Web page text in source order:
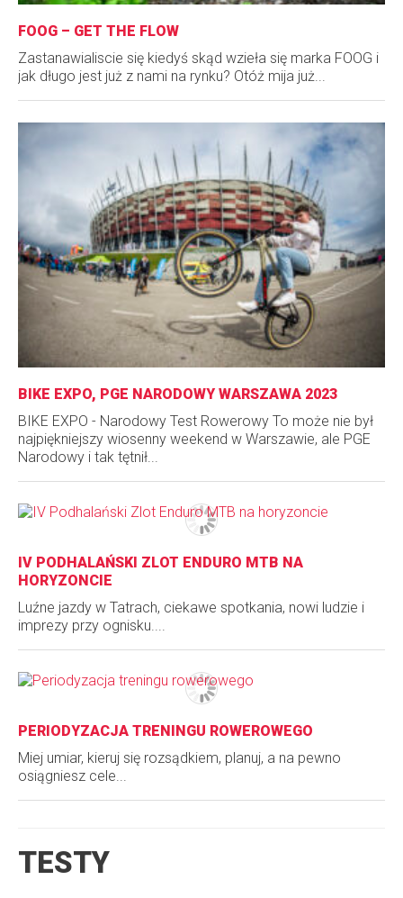
FOOG – GET THE FLOW
Zastanawialiscie się kiedyś skąd wzieła się marka FOOG i
jak długo jest już z nami na rynku? Otóż mija już...
BIKE EXPO, PGE NARODOWY WARSZAWA 2023
BIKE EXPO - Narodowy Test Rowerowy To może nie był
najpiękniejszy wiosenny weekend w Warszawie, ale PGE
Narodowy i tak tętnił...
IV PODHALAŃSKI ZLOT ENDURO MTB NA
HORYZONCIE
Luźne jazdy w Tatrach, ciekawe spotkania, nowi ludzie i
imprezy przy ognisku....
PERIODYZACJA TRENINGU ROWEROWEGO
Miej umiar, kieruj się rozsądkiem, planuj, a na pewno
osiągniesz cele...
TESTY